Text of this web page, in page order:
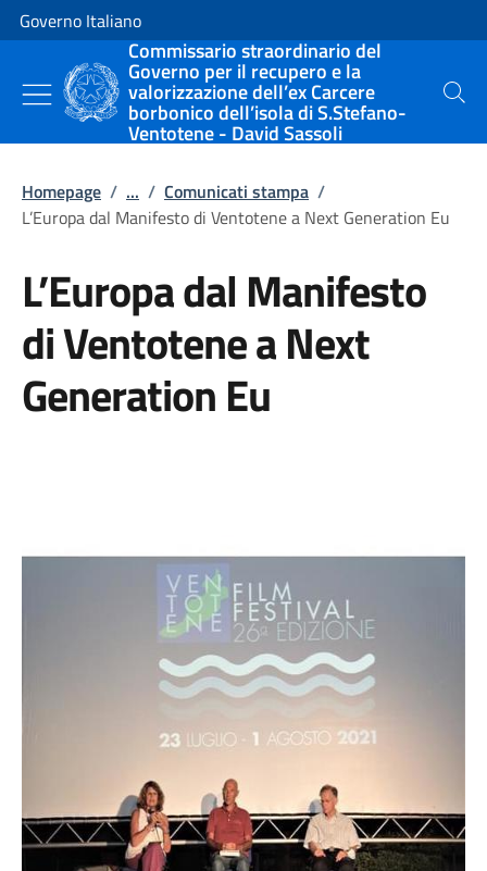
Vai al contenuto
Vai alla navigazione del sito
Governo Italiano
Commissario straordinario del
Governo per il recupero e la
valorizzazione dell’ex Carcere
borbonico dell’isola di S.Stefano-
Ventotene - David Sassoli
Cerca
Homepage / ... / Comunicati stampa /
L’Europa dal Manifesto di Ventotene a Next Generation Eu
L’Europa dal Manifesto
di Ventotene a Next
Generation Eu